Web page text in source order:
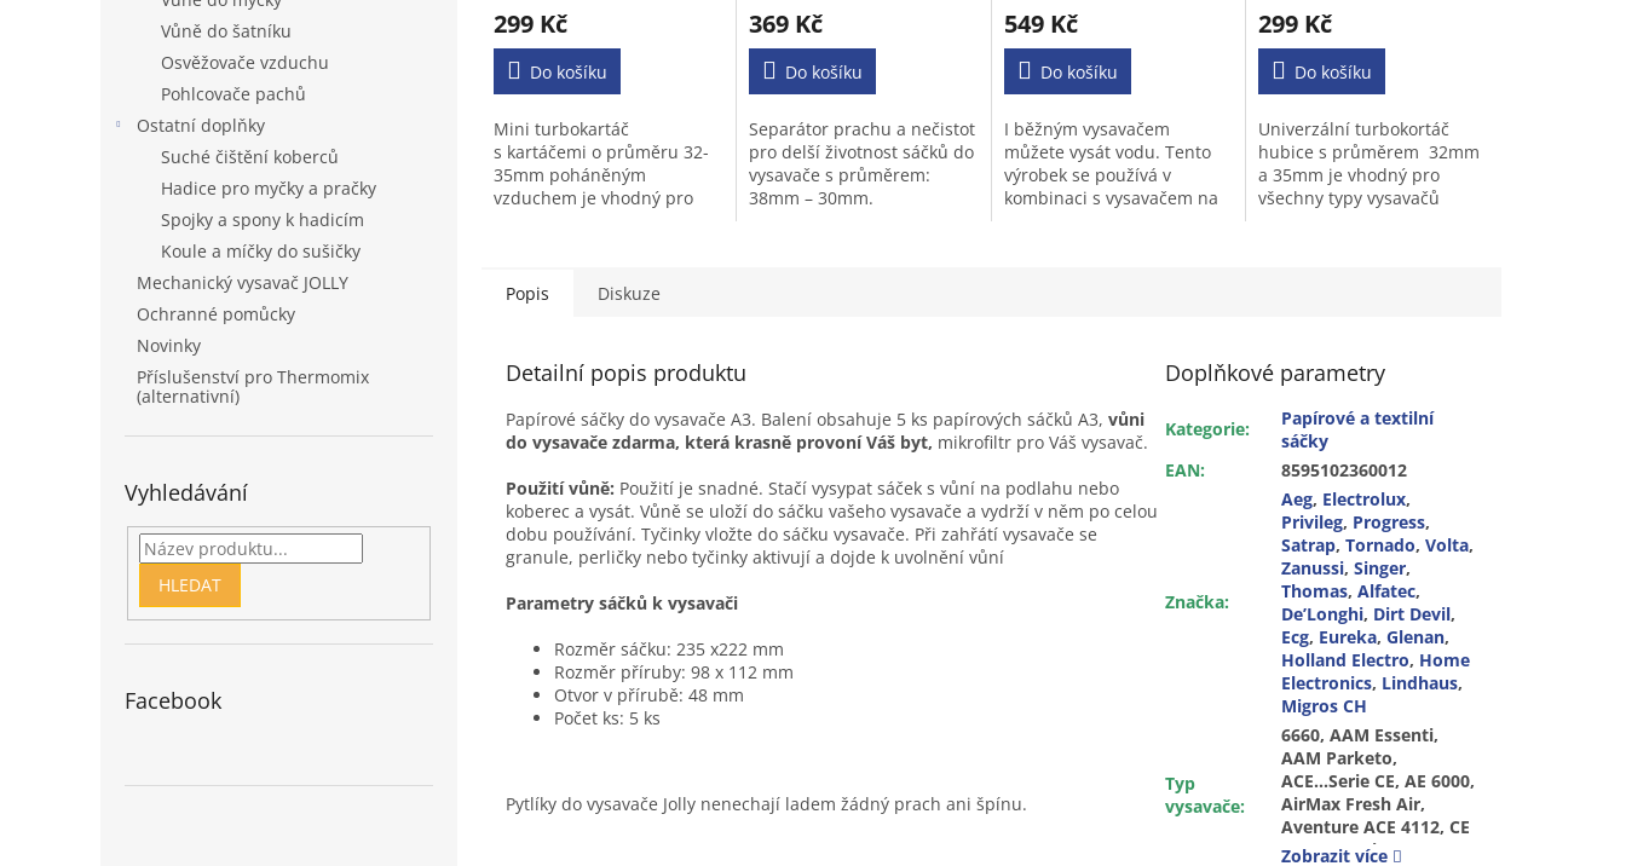
Vůně do šatníku
Osvěžovače vzduchu
Pohlcovače pachů
Ostatní doplňky
Suché čištění koberců
Hadice pro myčky a pračky
Spojky a spony k hadicím
Koule a míčky do sušičky
Mechanický vysavač JOLLY
Ochranné pomůcky
Novinky
Příslušenství pro Thermomix
(alternativní)
Vyhledávání
HLEDAT
Facebook
produktu
je
z
hvězdiček.
299 Kč
Do košíku
Mini turbokartáč
s kartáčemi o průměru 32-
35mm poháněným
vzduchem je vhodný pro
produktu
je
z
hvězdiček.
369 Kč
Do košíku
Separátor prachu a nečistot
pro delší životnost sáčků do
vysavače s průměrem:
38mm – 30mm.
produktu
je
z
hvězdiček.
549 Kč
Do košíku
I běžným vysavačem
můžete vysát vodu. Tento
výrobek se používá v
kombinaci s vysavačem na
produktu
je
z
hvězdiček.
299 Kč
Do košíku
Univerzální turbokortáč
hubice s průměrem 32mm
a 35mm je vhodný pro
všechny typy vysavačů
Popis Diskuze
Detailní popis produktu
Papírové sáčky do vysavače A3. Balení obsahuje 5 ks papírových sáčků A3, vůni
do vysavače zdarma, která krasně provoní Váš byt, mikrofiltr pro Váš vysavač.
Použití vůně: Použití je snadné. Stačí vysypat sáček s vůní na podlahu nebo
koberec a vysát. Vůně se uloží do sáčku vašeho vysavače a vydrží v něm po celou
dobu používání. Tyčinky vložte do sáčku vysavače. Při zahřátí vysavače se
granule, perličky nebo tyčinky aktivují a dojde k uvolnění vůní
Parametry sáčků k vysavači
Rozměr sáčku: 235 x222 mm
Rozměr příruby: 98 x 112 mm
Otvor v přírubě: 48 mm
Počet ks: 5 ks
Pytlíky do vysavače Jolly nenechají ladem žádný prach ani špínu.
Doplňkové parametry
Kategorie:
Papírové a textilní
sáčky
EAN: 8595102360012
Značka:
Aeg, Electrolux,
Privileg, Progress,
Satrap,Tornado,Volta,
Zanussi,Singer,
Thomas,Alfatec,
De’Longhi, Dirt Devil,
Ecg, Eureka,Glenan,
Holland Electro, Home
Electronics, Lindhaus,
Migros CH
Typ
vysavače:
6660, AAM Essenti, AAM Parketo, ACE...Serie CE, AE 6000, AirMax Fresh Air, Aventure ACE 4112, CE 1400 Energiesparer, CE K 4134, 4170, 4180, Comfort.0, Comfort.1, Diamant U 405, U 412, U 414, E 150, 160, 180, 181, 185, 190, E 1700, E 1700 Plus, E 2000 Turbo, Europe First, Exquisit 1201, 1202, Exquisit 1400el, 1500, Exqusit 200, 217, 500, K 2000…4200, Original 28, P60 MFA 126, Salomon AE 6000, 6070, Schlittensauger - Silver, Star, SUN, T 2 2.0…2.7, Top 530, Vampyr 1202, Vampyr 1500...1905, Vampyr 2002.1, Vampyr 2162, 2182, 2202, Vampyr 2300, 3180, 3200, Vampyr 4110, 4111, 4120, Vampyr 500... 550 (od r. 1999), Vampyr 5000...5999, Vampyr 5020 (od r. 1995), Vampyr CE 100...999, Vampyr CE 1700.0, 1700.1, Vampyr CE 1800 Comfort, Vampyr CE 2000...2999, Vampyr CE 4100...4299, Vampyr CE 5.1700, Vampyr CE 950 Ecotec, Vampyr CE Azzurro, Vampyr CE Compact 2, Vampyr CE Jubilee, Vampyr CE Mega Power, Vampyr CE Mr. Big, Vampyr CE Power Trio, Vampyr CE Power, Power24, Vampyr CE Powerline, Vampyr CE Powerstar, Vampyr CE Smart&Clean, Vampyr CE Sprint, Sprint 2, Vampyr CE Turbo Electronic, Vampyr CE Ultra Power, Vampyr CE Winner, Vampyr Comfort 0...9, Vampyr Compact, Vampyr Compact Electronic do r. 1996, Vampyr Croma, Vampyr Duo, Vampyr E 150..2000, Vampyr E 1700 Plus, Vampyr E 200 Turbo, Vampyr Europe 1st, Vampyr Exquisit 1201, Vampyr Exquisit 1202, Vampyr Exquisit 1400 Electronic, Vampyr Exquisit 1500 Freshline, Vampyr Exquisit 200, Vampyr Exquisit 217, Vampyr Exquisit 500, Vampyr Freshline, Vampyr H 2000...2202, Vampyr HH 2202, Vampyr K 2000...4200, Vampyr Lemon, Vampyr Luxor 1, Vampyr Megapower 1,2,3,5,2000, Vampyr MM 1700, 1800, 2000, Vampyr Multi 1800, Vampyr Parketto, Vampyr Powerstar, Vampyr Red Zac El, Vampyr Rosso, Vampyr Silverstar, Vampyr Sun, Vampyr T 2...Serie Twin, Vampyr V 5030, VCE…Serie, Org. Gr. 28, 28S, Alfa 500E, XLE 800...900, DD 2804, ZW 1200-39 C, Bolero Z 5003, CE Power ZCE 1800, 2200, 2400, CE Power ZCE 2410, 2415, 2445, CEANIMAL, CEORIGIN, CEORIGINDB, Cyclone Power Z 5305,
Zobrazit více